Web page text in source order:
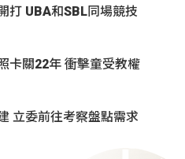
打 UBA和SBL同場競技
卡關22年 衝擊童受教權
立委前往考察盤點需求